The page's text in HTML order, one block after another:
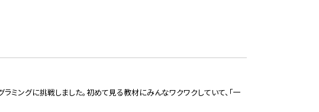
ングに挑戦しました。初めて見る教材にみんなワクワクしていて、「一